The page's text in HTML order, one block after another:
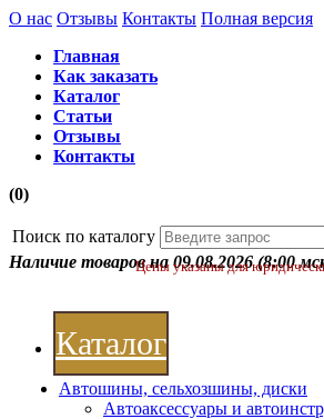
О нас Отзывы Контакты Полная версия
Главная
Как заказать
Каталог
Статьи
Отзывы
Контакты
(0)
Поиск по каталогу
Наличие товаров на 09.08.2026 (8:00
Цены указаны для
Каталог
Автошины, сельхозшины, диски
Автоаксессуары и